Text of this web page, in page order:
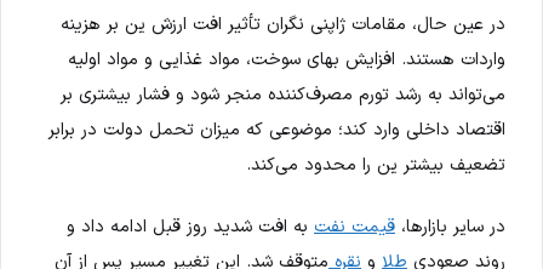
در عین حال، مقامات ژاپنی نگران تأثیر افت ارزش ین بر هزینه
واردات هستند. افزایش بهای سوخت، مواد غذایی و مواد اولیه
می‌تواند به رشد تورم مصرف‌کننده منجر شود و فشار بیشتری بر
اقتصاد داخلی وارد کند؛ موضوعی که میزان تحمل دولت در برابر
تضعیف بیشتر ین را محدود می‌کند.
در سایر بازارها، قیمت نفت به افت شدید روز قبل ادامه داد و
روند صعودی طلا و نقرهمتوقف شد. این تغییر مسیر پس از آن